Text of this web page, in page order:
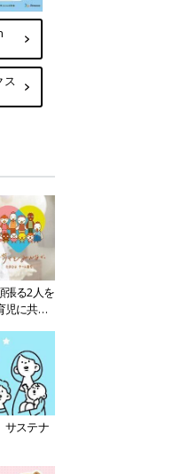
ス
張る2人を
児に共感
サステナ